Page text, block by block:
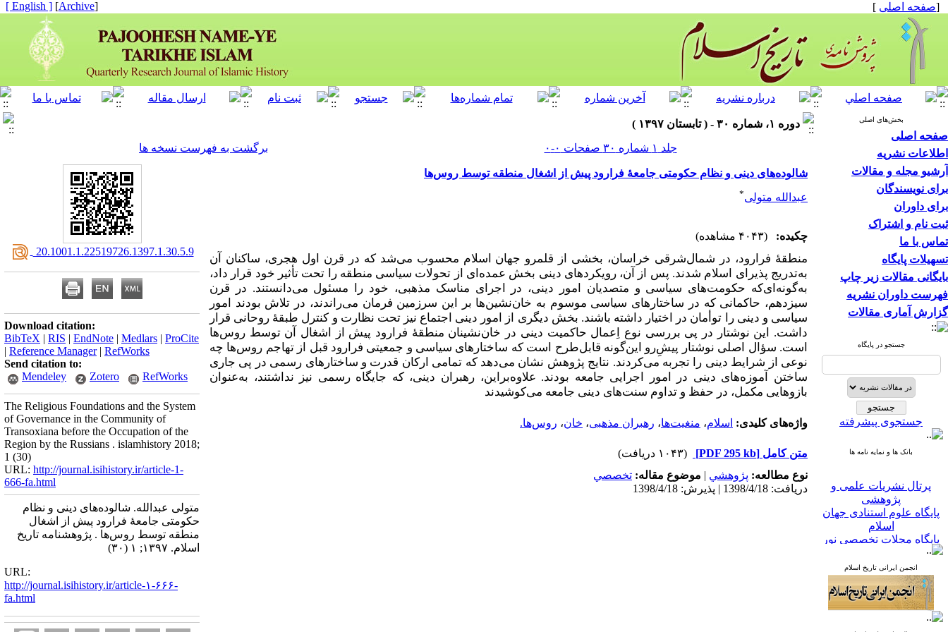
[صفحه اصلی ]
[
Archive
]
[ English ]
بخش‌های اصلی
صفحه اصلی
اطلاعات نشریه
آرشیو مجله و مقالات
برای نویسندگان
برای داوران
ثبت نام و اشتراک
تماس با ما
تسهیلات پایگاه
بایگانی مقالات زیر چاپ
فهرست داوران نشریه
گزارش آماری مقالات
جستجو در پایگاه
جستجوی پیشرفته
بانک ها و نمایه نامه ها
پرتال نشریات علمی و
پژوهشی
پایگاه علوم استنادی جهان
اسلام
پایگاه مجلات تخصصی نور
پایگاه مرکز اطلاعات جهاد
دانشگاهی
پرتال جامع علوم انسانی
بانک اطلاعات نشریات
کشور
انجمن ایرانی تاریخ اسلام
دوره ۱، شماره ۳۰ - ( تابستان ۱۳۹۷ )
جلد ۱ شماره ۳۰ صفحات ۰-۰
برگشت به فهرست نسخه ها
شالوده‌های دینی و نظام حکومتی جامعۀ فرارود پیش از اشغال منطقه توسط روس‌ها
عبدالله متولی*
چکیده: (۴۰۴۳ مشاهده)
منطقۀ فرارود، در شمال‌شرقی خراسان، بخشی از قلمرو جهان اسلام محسوب می‌شد که در قرن اول هجری، ساکنان آن
به‌تدریج پذیرای اسلام شدند. پس از آن، رویکردهای دینی بخش عمده‌ای از تحولات سیاسی منطقه را تحت تأثیر خود قرار داد،
به‌گونه‌ای‌که حکومت‌های سیاسی و متصدیان امور دینی، در اجرای مناسک مذهبی، خود را مسئول می‌دانستند. در قرن
سیزدهم، حاکمانی که در ساختارهای سیاسی موسوم به خان‌نشین‌ها بر این سرزمین فرمان می‌راندند، در تلاش بودند امور
سیاسی و دینی را توأمان در اختیار داشته باشند. بخش دیگری از امور دینی اجتماع نیز تحت نظارت و کنترل طبقۀ روحانی قرار
داشت. این نوشتار در پی بررسی نوع اِعمال حاکمیت دینی در خان‌نشینان منطقۀ فرارود پیش از اشغال آن توسط روس‌ها
است. سؤال اصلی نوشتار پیشِ‌رو این‌گونه قابل‌طرح است که ساختارهای سیاسی و جمعیتی فرارود قبل از تهاجم روس‌ها چه
نوعی از شرایط دینی را تجربه می‌کردند. نتایج پژوهش نشان می‌دهد که تمامی ارکان قدرت و ساختارهای رسمی در پی جاری
ساختن آموزه‌های دینی در امور اجرایی جامعه بودند. علاوه‌بر‌این، رهبران دینی، که جایگاه رسمی نیز نداشتند، به‌عنوان
بازوهایی مکمل، در حفظ و تداوم سنت‌های دینی جامعه می‌کوشیدند
واژه‌های کلیدی: اسلام، منغیت‌ها، رهبران مذهبی، خان، روس‌ها.
متن کامل [PDF 295 kb]
(۱۰۴۳ دریافت)
نوع مطالعه: پژوهشي | موضوع مقاله: تخصصي
دریافت: 1398/4/18 | پذیرش: 1398/4/18
‎ 20.1001.1.22519726.1397.1.30.5.9
Download citation:
BibTeX | RIS | EndNote | Medlars | ProCite
| Reference Manager| RefWorks
Send citation to:
Mendeley
Zotero RefWorks
The Religious Foundations and the System
of Governance in the Community of
Transoxiana before the Occupation of the
Region by the Russians . islamhistory 2018;
1 (30)
URL: http://journal.isihistory.ir/article-1-
666-fa.html
متولی عبدالله. شالوده‌های دینی و نظام
حکومتی جامعۀ فرارود پیش از اشغال
منطقه توسط روس‌ها . پژوهشنامه تاریخ
اسلام. ۱۳۹۷; ۱ (۳۰)
URL:
http://journal.isihistory.ir/article-۱-۶۶۶-
fa.html